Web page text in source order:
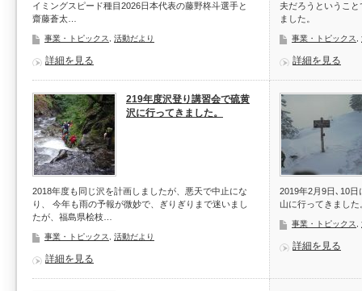
イミングスピード種目2026日本代表の藤野柊斗選手と
齋藤蒼太…
事業・トピックス 活動だより
詳細を見る
夫だろうというこ
ました。
事業・トピックス
詳細を見る
219年度沢登り講習会で硫黄
沢に行ってきました。
2018年度も同じ沢を計画しましたが、悪天で中止にな
り、 今年も雨の予報が微妙で、ぎりぎりまで迷いまし
たが、福島県桧枝…
事業・トピックス 活動だより
詳細を見る
2019年2月9日､10
山に行ってきました
事業・トピックス
詳細を見る